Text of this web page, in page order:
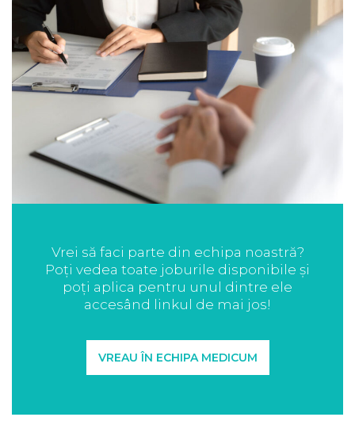
Vrei să faci parte din echipa noastră?
Poți vedea toate joburile disponibile și
poți aplica pentru unul dintre ele
accesând linkul de mai jos!
VREAU ÎN ECHIPA MEDICUM